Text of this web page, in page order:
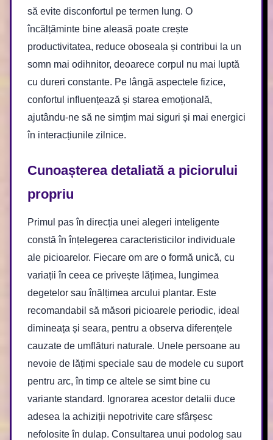
să evite disconfortul pe termen lung. O
încălțăminte bine aleasă poate crește
productivitatea, reduce oboseala și contribui la un
somn mai odihnitor, deoarece corpul nu mai luptă
cu dureri constante. Pe lângă aspectele fizice,
confortul influențează și starea emoțională,
ajutându-ne să ne simțim mai siguri și mai energici
în interacțiunile zilnice.
Cunoașterea detaliată a piciorului
propriu
Primul pas în direcția unei alegeri inteligente
constă în înțelegerea caracteristicilor individuale
ale picioarelor. Fiecare om are o formă unică, cu
variații în ceea ce privește lățimea, lungimea
degetelor sau înălțimea arcului plantar. Este
recomandabil să măsori picioarele periodic, ideal
dimineața și seara, pentru a observa diferențele
cauzate de umflături naturale. Unele persoane au
nevoie de lățimi speciale sau de modele cu suport
pentru arc, în timp ce altele se simt bine cu
variante standard. Ignorarea acestor detalii duce
adesea la achiziții nepotrivite care sfârșesc
nefolosite în dulap. Consultarea unui podolog sau